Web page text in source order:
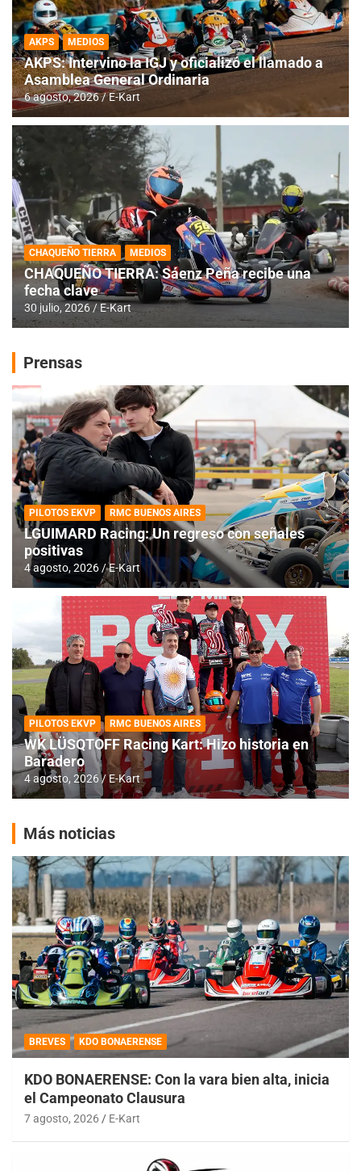
AKPS MEDIOS
AKPS: Intervino la IGJ y oficializó el llamado a
Asamblea General Ordinaria
6 agosto, 2026 E-Kart
CHAQUEÑO TIERRA MEDIOS
CHAQUEÑO TIERRA: Sáenz Peña recibe una
fecha clave
30 julio, 2026 E-Kart
Prensas
PILOTOS EKVP RMC BUENOS AIRES
LGUIMARD Racing: Un regreso con señales
positivas
4 agosto, 2026 E-Kart
PILOTOS EKVP RMC BUENOS AIRES
WK LÜSQTOFF Racing Kart: Hizo historia en
Baradero
4 agosto, 2026 E-Kart
Más noticias
BREVES KDO BONAERENSE
KDO BONAERENSE: Con la vara bien alta, inicia
el Campeonato Clausura
7 agosto, 2026 E-Kart